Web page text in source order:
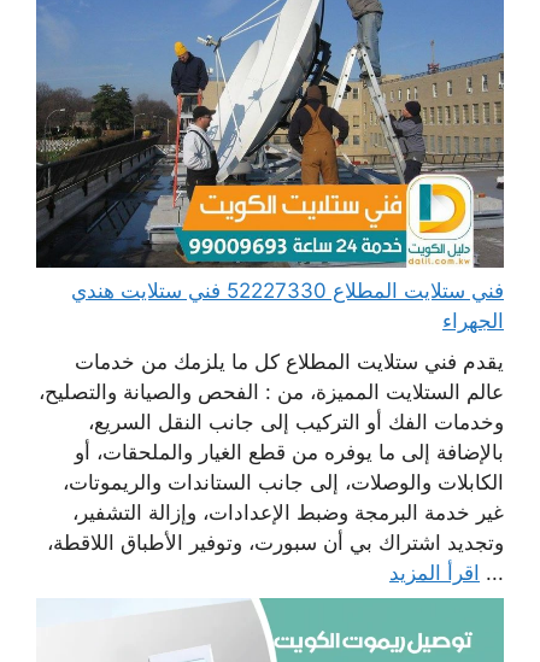
فني ستلايت المطلاع 52227330 فني ستلايت هندي
الجهراء
يقدم فني ستلايت المطلاع كل ما يلزمك من خدمات
عالم الستلايت المميزة، من : الفحص والصيانة والتصليح،
وخدمات الفك أو التركيب إلى جانب النقل السريع،
بالإضافة إلى ما يوفره من قطع الغيار والملحقات، أو
الكابلات والوصلات، إلى جانب الستاندات والريموتات،
غير خدمة البرمجة وضبط الإعدادات، وإزالة التشفير،
وتجديد اشتراك بي أن سبورت، وتوفير الأطباق اللاقطة،
... اقرأ المزيد